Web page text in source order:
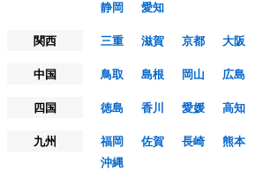
静岡
愛知
関西
三重 滋賀 京都 大阪
中国
鳥取 島根 岡山 広島
四国
徳島 香川 愛媛
高知
九州
福岡 佐賀 長崎 熊本
沖縄